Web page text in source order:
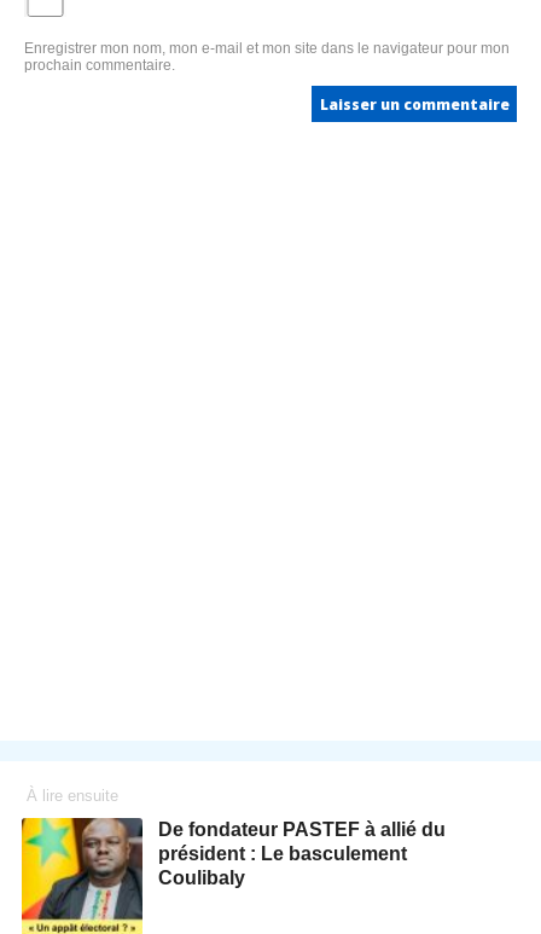
Enregistrer mon nom, mon e-mail et mon site dans le navigateur pour mon
prochain commentaire.
À lire ensuite
De fondateur PASTEF à allié du
président : Le basculement
Coulibaly